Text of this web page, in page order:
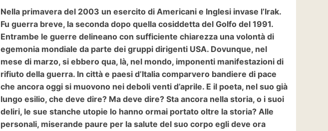
Nella primavera del 2003 un esercito di Americani e Inglesi invase l’Irak.
Fu guerra breve, la seconda dopo quella cosiddetta del Golfo del 1991.
Entrambe le guerre delineano con sufficiente chiarezza una volontà di
egemonia mondiale da parte dei gruppi dirigenti USA. Dovunque, nel
mese di marzo, si ebbero qua, là, nel mondo, imponenti manifestazioni di
rifiuto della guerra. In città e paesi d’Italia comparvero bandiere di pace
che ancora oggi si muovono nei deboli venti d’aprile. E il poeta, nel suo già
lungo esilio, che deve dire? Ma deve dire? Sta ancora nella storia, o i suoi
deliri, le sue stanche utopie lo hanno ormai portato oltre la storia? Alle
personali, miserande paure per la salute del suo corpo egli deve ora